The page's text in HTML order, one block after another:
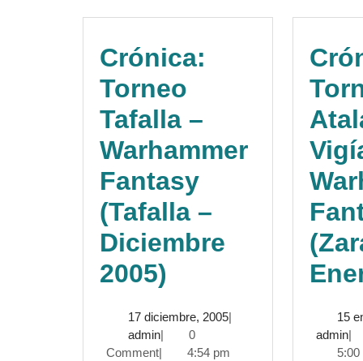
Crónica:
Torneo
Tafalla –
Warhammer
Fantasy
(Tafalla –
Diciembre
2005)
Tafalla
17 diciembre, 200517
2005
|
adminadmin
|
0
Comment| 4:54 pm
15
admin|
5:00